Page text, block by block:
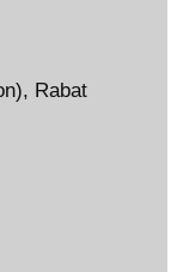
Rabat